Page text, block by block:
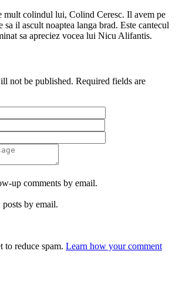
mult colindul lui, Colind Ceresc. Il avem pe
sa il ascult noaptea langa brad. Este cantecul
sa apreciez vocea lui Nicu Alifantis.
not be published. Required fields are
up comments by email.
by email.
to reduce spam. Learn how your comment